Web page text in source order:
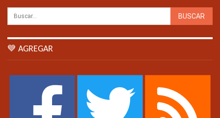
💙 AGREGAR